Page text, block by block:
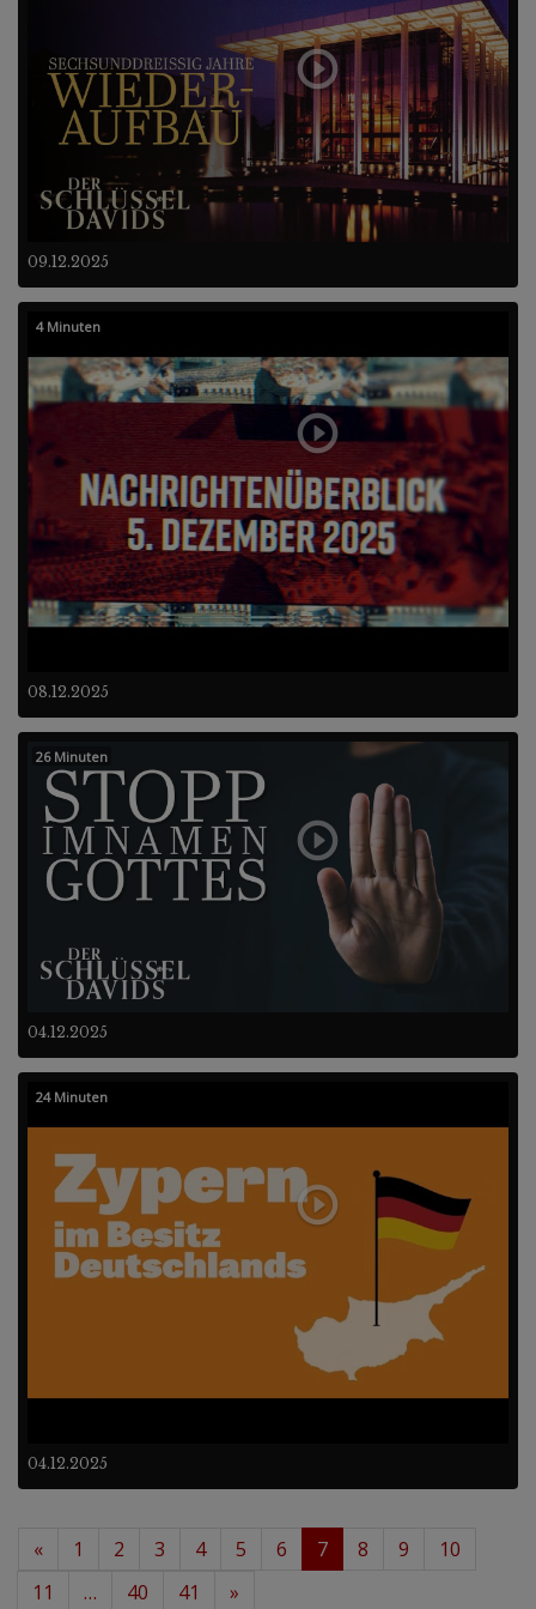
09.12.2025
08.12.2025
4 Minuten
04.12.2025
26 Minuten
04.12.2025
24 Minuten
« 1 2 3 4 5 6 7 8 9
10
11
… 40 41 »